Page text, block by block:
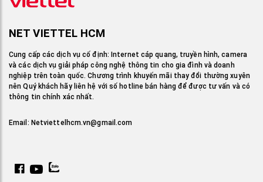
NET VIETTEL HCM
Cung cấp các dịch vụ cố định: Internet cáp quang, truyền hình, camera
và các dịch vụ giải pháp công nghệ thông tin cho gia đình và doanh
nghiệp trên toàn quốc. Chương trình khuyến mãi thay đổi thường xuyên
nên Quý khách hãy liên hệ với số hotline bán hàng để được tư vấn và có
thông tin chính xác nhất.
Email: Netviettelhcm.vn@gmail.com